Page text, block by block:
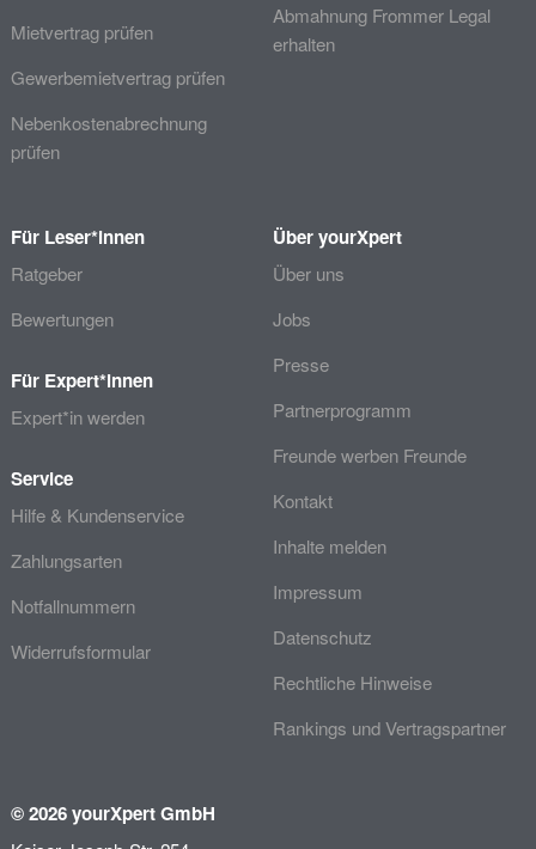
Mietvertrag prüfen
Gewerbemietvertrag prüfen
Nebenkostenabrechnung
prüfen
Abmahnung Frommer Legal
erhalten
Für Leser*innen
Ratgeber
Bewertungen
Für Expert*innen
Expert*in werden
Service
Hilfe & Kundenservice
Zahlungsarten
Notfallnummern
Widerrufsformular
Über yourXpert
Über uns
Jobs
Presse
Partnerprogramm
Freunde werben Freunde
Kontakt
Inhalte melden
Impressum
Datenschutz
Rechtliche Hinweise
Rankings und Vertragspartner
© 2026 yourXpert GmbH